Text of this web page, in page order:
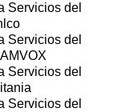
Servicios del
Servicios del
Servicios del
Servicios del